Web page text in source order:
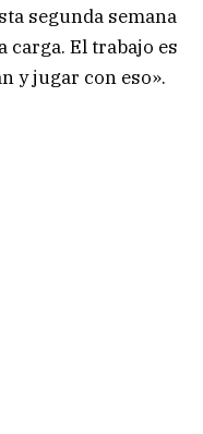
segunda semana
carga. El trabajo es
y jugar con eso».